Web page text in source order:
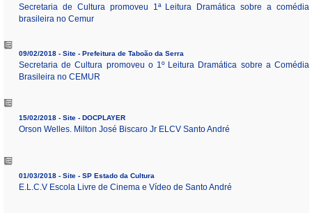
Secretaria de Cultura promoveu 1ª Leitura Dramática sobre a comédia
brasileira no Cemur
09/02/2018 - Site - Prefeitura de Taboão da Serra
Secretaria de Cultura promoveu o 1º Leitura Dramática sobre a Comédia
Brasileira no CEMUR
15/02/2018 - Site - DOCPLAYER
Orson Welles. Milton José Biscaro Jr ELCV Santo André
01/03/2018 - Site - SP Estado da Cultura
E.L.C.V Escola Livre de Cinema e Vídeo de Santo André